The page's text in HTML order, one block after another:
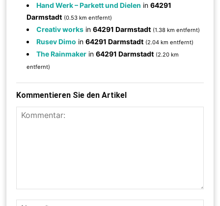
Hand Werk – Parkett und Dielen in64291
Darmstadt (0.53 km entfernt)
Creativ works in64291 Darmstadt (1.38 km entfernt)
Rusev Dimo in64291 Darmstadt (2.04 km entfernt)
The Rainmaker in64291 Darmstadt (2.20 km
entfernt)
Kommentieren Sie den Artikel